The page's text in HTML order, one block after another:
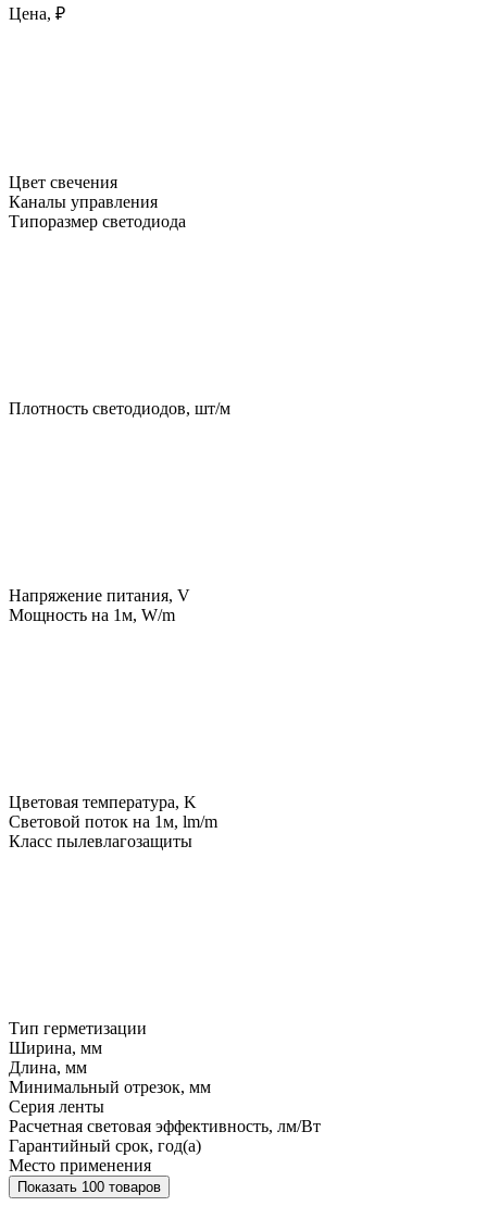
Цена, ₽
Цвет свечения
Каналы управления
Типоразмер светодиода
Плотность светодиодов, шт/м
Напряжение питания, V
Мощность на 1м, W/m
Цветовая температура, K
Световой поток на 1м, lm/m
Класс пылевлагозащиты
Тип герметизации
Ширина, мм
Длина, мм
Минимальный отрезок, мм
Серия ленты
Расчетная световая эффективность, лм/Вт
Гарантийный срок, год(а)
Место применения
Показать 100 товаров